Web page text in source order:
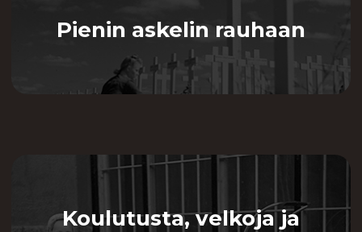
Pienin askelin rauhaan
Koulutusta, velkoja ja